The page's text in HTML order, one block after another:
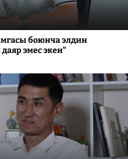
боюнча элдин
эмес экен"